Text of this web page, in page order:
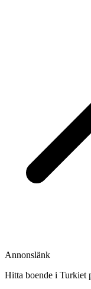
Annonslänk
Hitta boende i Turkiet